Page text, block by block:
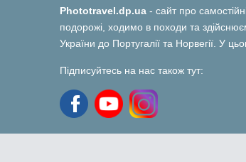
Phototravel.dp.ua - сайт про
подорожі, ходимо в походи та
України до Португалії та Норвегії. У
Підписуйтесь на нас також тут: